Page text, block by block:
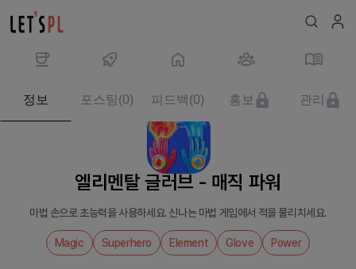
서
엘리멘탈 글러브 - 매직 파워
마법 손으로 초능력을 사용하세요. 신나는 마법 게임에서 적을 물리치세요.
Magic Superhero Element Glove Power
정보 포스팅(0) 피드백 (0) 홍보 관리